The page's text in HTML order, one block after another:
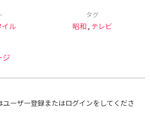
イル
タグ
昭和, テレビ
ジ
ユーザー登録またはログインをしてくださ